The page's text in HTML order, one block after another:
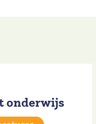
onderwijs